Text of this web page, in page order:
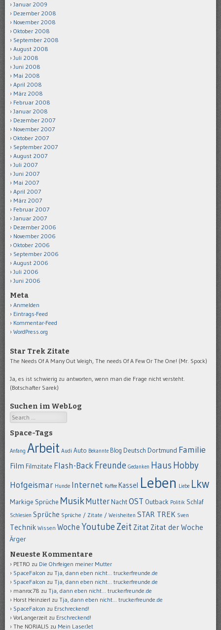
Januar 2009
Dezember 2008
November 2008
Oktober 2008
September 2008
August 2008
Juli 2008
Juni 2008
Mai 2008
April 2008
März 2008
Februar 2008
Januar 2008
Dezember 2007
November 2007
Oktober 2007
September 2007
August 2007
Juli 2007
Juni 2007
Mai 2007
April 2007
März 2007
Februar 2007
Januar 2007
Dezember 2006
November 2006
Oktober 2006
September 2006
August 2006
Juli 2006
Juni 2006
Meta
Anmelden
Eintrags-Feed
Kommentar-Feed
WordPress.org
Star Trek Zitate
The Needs Of A Many Out Weigh, The needs Of A Few Or The One! (Mr. Spock)
Ja, es ist schwierig zu antworten, wenn man die Frage nicht versteht.
(Botschafter Sarek)
Suchen im WebLog
Search
Space-Tags
Anfang Arbeit Audi Auto Bekannte Blog Deutsch Dortmund Familie
Film Filmzitate Flash-BackFreunde Gedanken Haus Hobby
Hofgeismar Hunde Internet Kaffee Kassel Leben Liebe Lkw
Markige Sprüche MusikMutter NachtOST Outback Politik Schlaf
Schlesien Sprüche Sprüche / Zitate / Weisheiten STAR TREK Sven
Technik Wissen Woche Youtube Zeit Zitat Zitat der Woche
Ärger
Neueste Kommentare
PETRO zu Die Ohrfeigen meiner Mutter
SpaceFalcon zu Tja, dann eben nicht… truckerfreunde.de
SpaceFalcon zu Tja, dann eben nicht… truckerfreunde.de
manroc78 zu Tja, dann eben nicht… truckerfreunde.de
Horst Heinzierl zu Tja, dann eben nicht… truckerfreunde.de
SpaceFalcon zu Erschreckend!
VorLangerzeit zu Erschreckend!
The NORIALIS zu Mein LaserJet